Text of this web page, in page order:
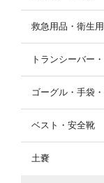
救急用品・衛生
トランシーバー
ゴーグル・手袋
ベスト・安全靴
土嚢